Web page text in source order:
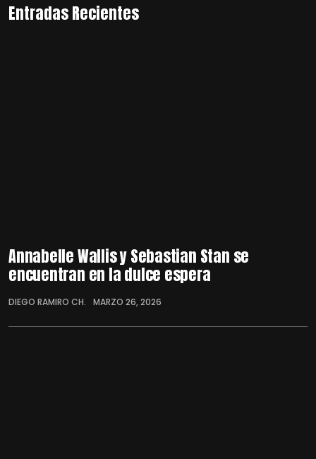
Entradas Recientes
Annabelle Wallis y Sebastian Stan se
encuentran en la dulce espera
DIEGO RAMIRO CH. MARZO 26, 2026